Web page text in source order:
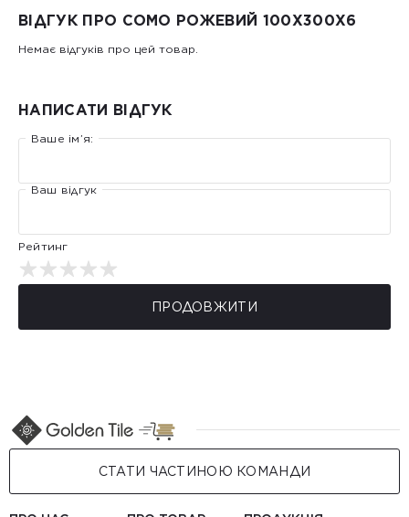
ВІДГУК ПРО COMO РОЖЕВИЙ 100Х300X6
Немає відгуків про цей товар.
НАПИСАТИ ВІДГУК
Ваше ім’я:
Ваш відгук
Рейтинг
ПРОДОВЖИТИ
СТАТИ ЧАСТИНОЮ КОМАНДИ